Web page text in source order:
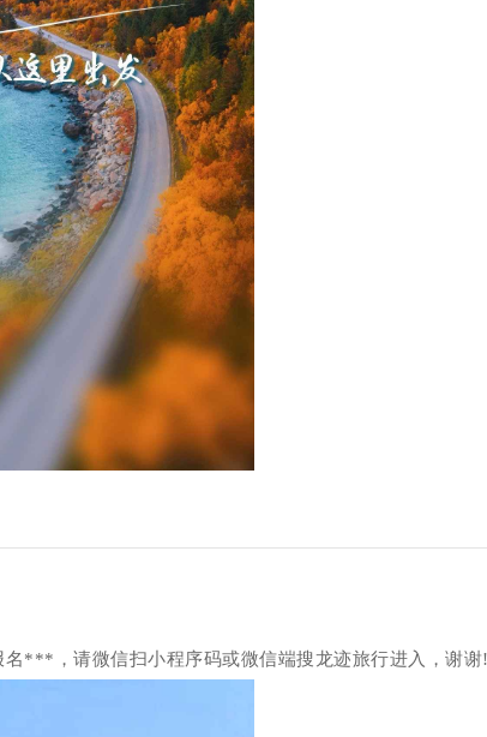
***，请微信扫小程序码或微信端搜龙迹旅行进入，谢谢